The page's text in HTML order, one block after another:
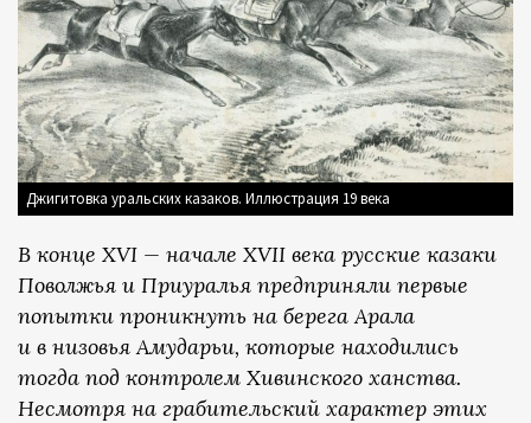
Джигитовка уральских казаков. Иллюстрация 19 века
В конце XVI — начале XVII века русские казаки
Поволжья и Приуралья предприняли первые
попытки проникнуть на берега Арала
и в низовья Амударьи, которые находились
тогда под контролем Хивинского ханства.
Несмотря на грабительский характер этих